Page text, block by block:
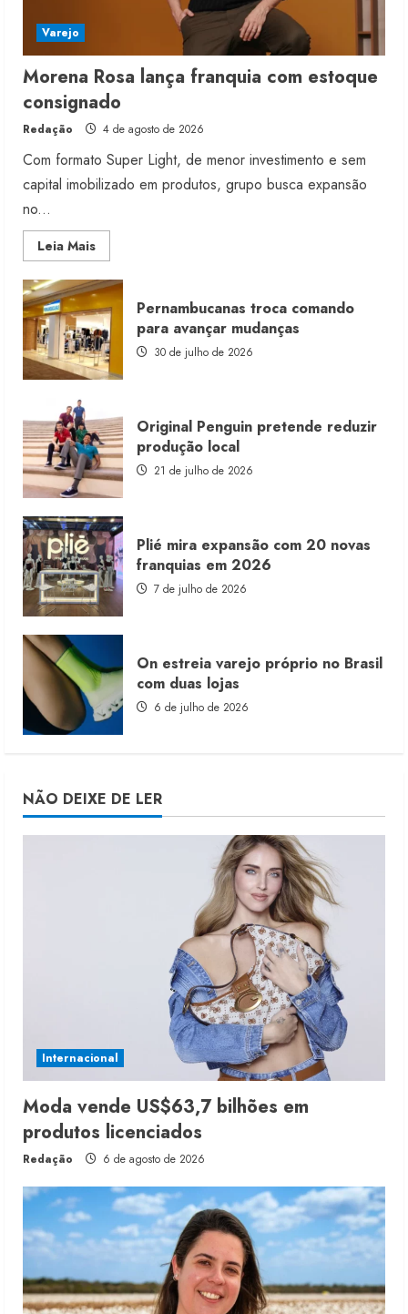
Varejo
Morena Rosa lança franquia com estoque
consignado
Redação 4 de agosto de 2026
Com formato Super Light, de menor investimento e sem
capital imobilizado em produtos, grupo busca expansão
no...
Leia MaisRead
more
Morena
Rosa
lança
franquia
com
estoque
consignado
Pernambucanas troca comando
para avançar mudanças
30 de julho de 2026
Original Penguin pretende reduzir
produção local
21 de julho de 2026
Plié mira expansão com 20 novas
franquias em 2026
7 de julho de 2026
On estreia varejo próprio no Brasil
com duas lojas
6 de julho de 2026
NÃO DEIXE DE LER
Internacional
Moda vende US$63,7 bilhões em
produtos licenciados
Redação 6 de agosto de 2026